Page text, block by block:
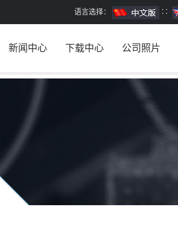
语言选择： ∷
新闻中心 下载中心 公司照片